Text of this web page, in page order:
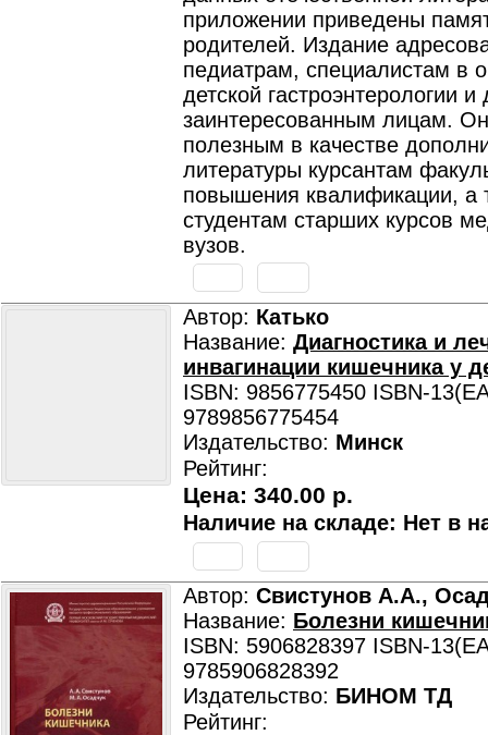
приложении приведены
родителей. Издание
педиатрам, специалистам в
детской гастроэнтерологии и
заинтересованным лицам.
полезным в качестве
литературы курсантам
повышения квалификации, а
студентам старших курсов
вузов.
Автор: Катько
Название: Диагностика и
инвагинации кишечника у
ISBN: 9856775450 ISBN-
9789856775454
Издательство: Минск
Рейтинг:
Цена: 340.00 р.
Наличие на складе: Нет в
Автор: Свистунов А.А.,
Название: Болезни
ISBN: 5906828397 ISBN-
9785906828392
Издательство: БИНОМ ТД
Рейтинг: